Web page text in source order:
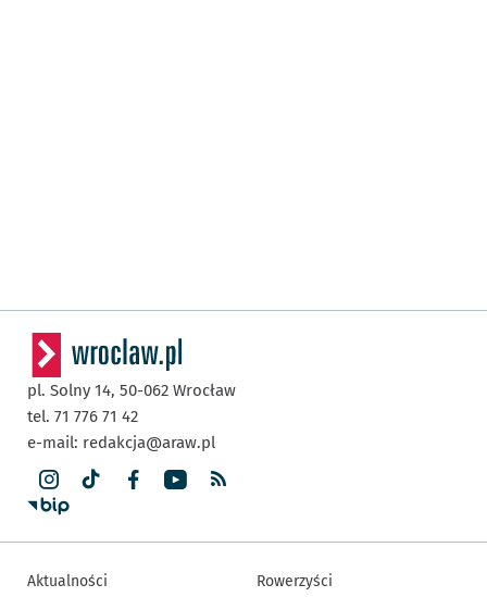
pl. Solny 14, 50-062 Wrocław
tel. 71 776 71 42
e-mail: redakcja@araw.pl
Aktualności Rowerzyści